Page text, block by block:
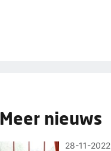
Meer nieuws
28-11-2022